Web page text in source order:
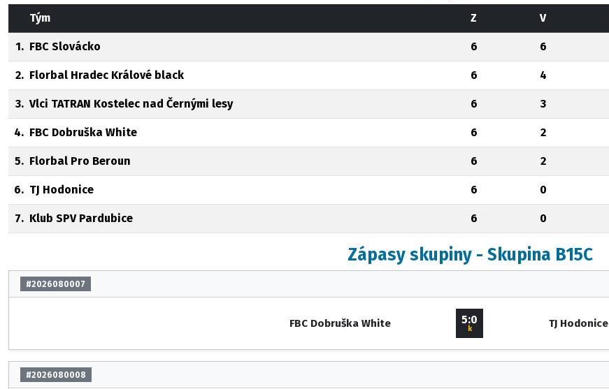
Tým Z V
1. FBC Slovácko 6 6
2. Florbal Hradec Králové black 6 4
3. Vlci TATRAN Kostelec nad Černými lesy 6 3
4. FBC Dobruška White 6 2
5. Florbal Pro Beroun 6 2
6. TJ Hodonice 6 0
7. Klub SPV Pardubice 6 0
Zápasy skupiny - Skupina B15C
#2026080007
FBC Dobruška White 5:0
k TJ Hodonice
#2026080008